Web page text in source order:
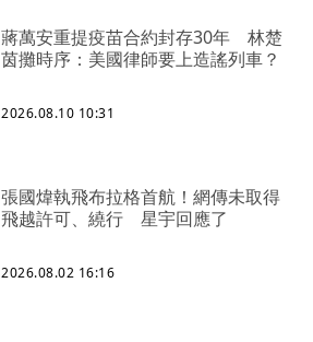
蔣萬安重提疫苗合約封存30年 林楚
茵攤時序：美國律師要上造謠列車？
2026.08.10 10:31
張國煒執飛布拉格首航！網傳未取得
飛越許可、繞行 星宇回應了
2026.08.02 16:16